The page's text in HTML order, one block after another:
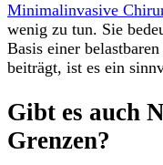
Minimalinvasive
wenig zu tun. Sie
Basis einer
beiträgt, ist es ein
Gibt es auch
Grenzen?